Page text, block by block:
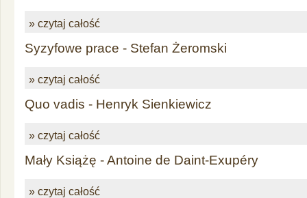
» czytaj całość
Syzyfowe prace - Stefan Żeromski
» czytaj całość
Quo vadis - Henryk Sienkiewicz
» czytaj całość
Mały Książę - Antoine de Daint-Exupéry
» czytaj całość